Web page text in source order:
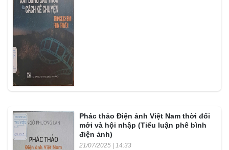
Phác thảo Điện ảnh Việt Nam thời đổi
mới và hội nhập (Tiểu luận phê bình
điện ảnh)
21/07/2025 | 14:33